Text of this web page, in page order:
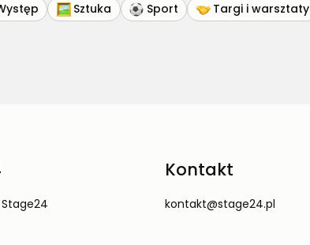
Sztuka Sport Targi i warsztaty
Kontakt
kontakt@stage24.pl